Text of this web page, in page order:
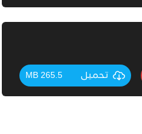
تحميل 265.5 MB